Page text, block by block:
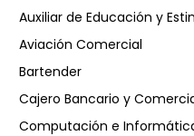
Auxiliar de Educación y
Aviación Comercial
Bartender
Cajero Bancario y
Computación e